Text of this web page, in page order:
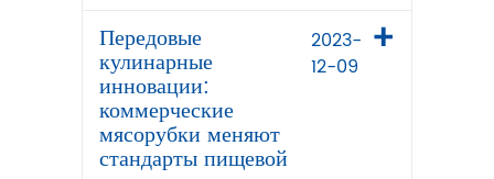
Передовые
кулинарные
инновации:
коммерческие
мясорубки меняют
стандарты пищевой
2023-
12-09